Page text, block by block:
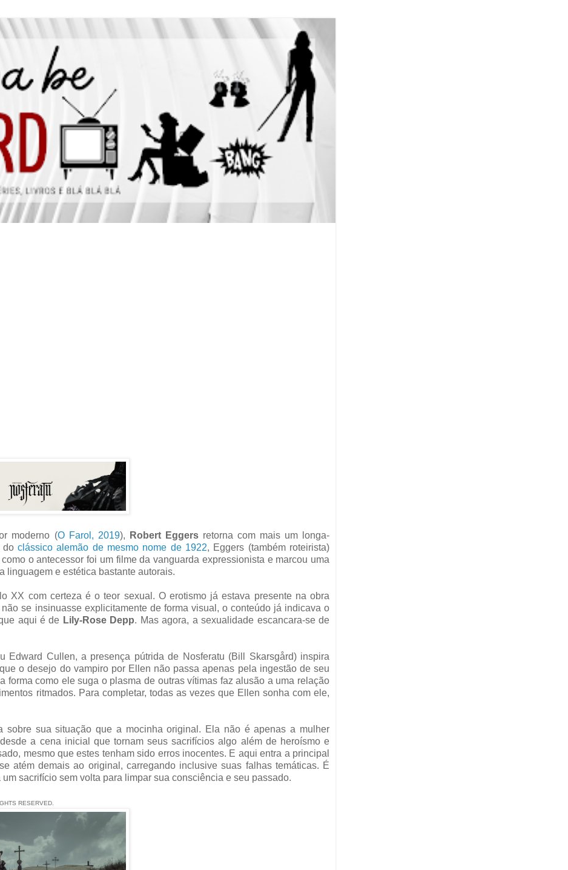
moderno (O Farol, 2019), Robert Eggersretorna com mais um longa-
doclássico alemão de mesmo nome de 1922, Eggers (também roteirista)
o antecessor foi um filme da vanguarda expressionista e marcou uma
linguagem e estética bastante autorais.
XX com certeza é o teor sexual. O erotismo já estava presente na obra
se insinuasse explicitamente de forma visual, o conteúdo já indicava o
aqui é de Lily-Rose Depp. Mas agora, a sexualidade escancara-se de
Cullen, a presença pútrida de Nosferatu (Bill Skarsgård) inspira
o desejo do vampiro por Ellen não passa apenas pela ingestão de seu
forma como ele suga o plasma de outras vítimas faz alusão a uma relação
ritmados. Para completar, todas as vezes que Ellen sonha com ele,
sua situação que a mocinha original. Ela não é apenas a mulher
a cena inicial que tornam seus sacrifícios algo além de heroísmo e
mesmo que estes tenham sido erros inocentes. E aqui entra a principal
atém demais ao original, carregando inclusive suas falhas temáticas. É
sacrifício sem volta para limpar sua consciência e seu passado.
RESERVED.